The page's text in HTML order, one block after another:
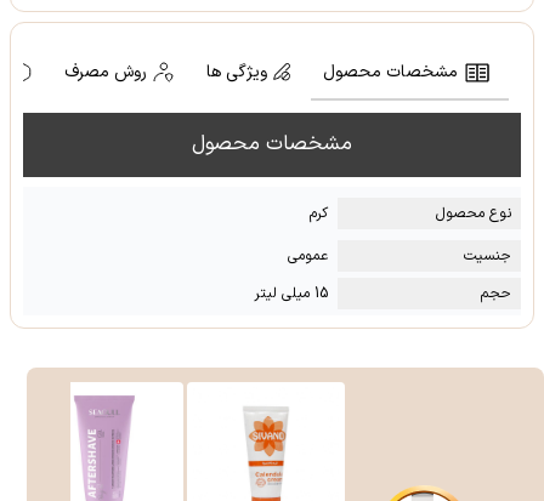
مشخصات محصول ویژگی ها روش مصرف
مشخصات محصول
نوع محصول
کرم
جنسیت
عمومی
حجم
15 میلی لیتر